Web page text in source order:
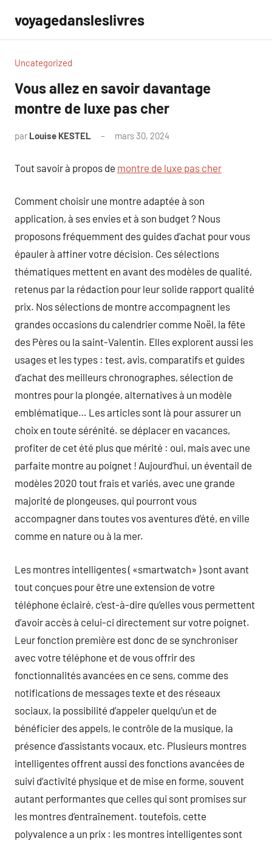
contenu
voyagedansleslivres
Uncategorized
Vous allez en savoir davantage
montre de luxe pas cher
par Louise KESTEL mars 30, 2024
Tout savoir à propos de montre de luxe pas cher
Comment choisir une montre adaptée à son
application, à ses envies et à son budget ? Nous
proposons fréquemment des guides d’achat pour vous
épauler à affiner votre décision. Ces sélections
thématiques mettent en avant des modèles de qualité,
retenus par la rédaction pour leur solide rapport qualité
prix. Nos sélections de montre accompagnent les
grandes occasions du calendrier comme Noël, la fête
des Pères ou la saint-Valentin. Elles explorent aussi les
usages et les types : test, avis, comparatifs et guides
d’achat des meilleurs chronographes, sélection de
montres pour la plongée, alternatives à un modèle
emblématique… Les articles sont là pour assurer un
choix en toute sérénité. se déplacer en vacances,
profiter de cet été plus que mérité : oui, mais avec une
parfaite montre au poignet ! Aujourd’hui, un éventail de
modèles 2020 tout frais et variés, avec une grande
majorité de plongeuses, qui pourront vous
accompagner dans toutes vos aventures d’été, en ville
comme en nature ou à la mer.
Les montres intelligentes ( «smartwatch» ) sont avant
tout conçues pour être une extension de votre
téléphone éclairé, c’est-à-dire qu’elles vous permettent
d’avoir accès à celui-ci directement sur votre poignet.
Leur fonction première est donc de se synchroniser
avec votre téléphone et de vous offrir des
fonctionnalités avancées en ce sens, comme des
notifications de messages texte et des réseaux
sociaux, la possibilité d’appeler quelqu’un et de
bénéficier des appels, le contrôle de la musique, la
présence d’assistants vocaux, etc. Plusieurs montres
intelligentes offrent aussi des fonctions avancées de
suivi d’activité physique et de mise en forme, souvent
autant performantes que celles qui sont promises sur
les montres d’entraînement. toutefois, cette
polyvalence a un prix : les montres intelligentes sont